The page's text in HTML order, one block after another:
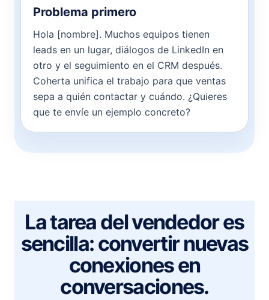
Problema primero
Hola [nombre]. Muchos equipos tienen
leads en un lugar, diálogos de LinkedIn en
otro y el seguimiento en el CRM después.
Coherta unifica el trabajo para que ventas
sepa a quién contactar y cuándo. ¿Quieres
que te envíe un ejemplo concreto?
La tarea del vendedor es
sencilla: convertir nuevas
conexiones en
conversaciones.